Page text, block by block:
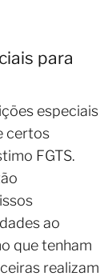
para
especiais
certos
FGTS.
ao
que tenham
realizam